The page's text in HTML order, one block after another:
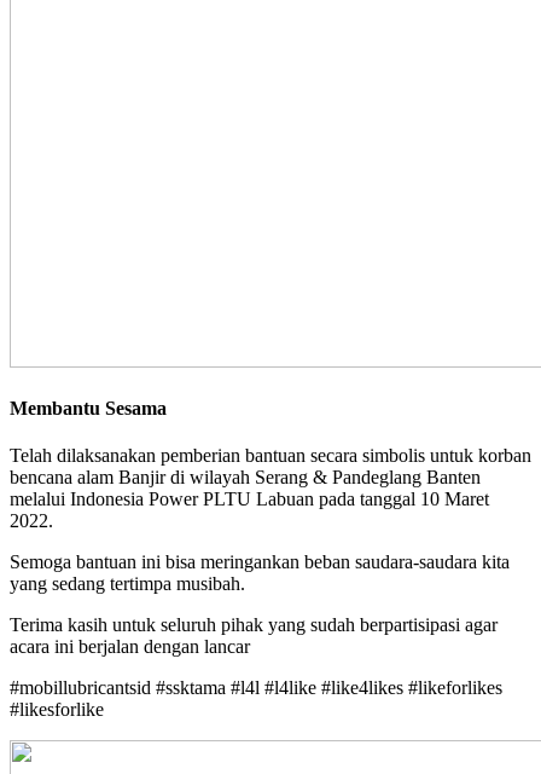
Membantu Sesama
Telah dilaksanakan pemberian bantuan secara simbolis untuk korban
bencana alam Banjir di wilayah Serang & Pandeglang Banten
melalui Indonesia Power PLTU Labuan pada tanggal 10 Maret
2022.
Semoga bantuan ini bisa meringankan beban saudara-saudara kita
yang sedang tertimpa musibah.
Terima kasih untuk seluruh pihak yang sudah berpartisipasi agar
acara ini berjalan dengan lancar
#mobillubricantsid #ssktama #l4l #l4like #like4likes #likeforlikes
#likesforlike